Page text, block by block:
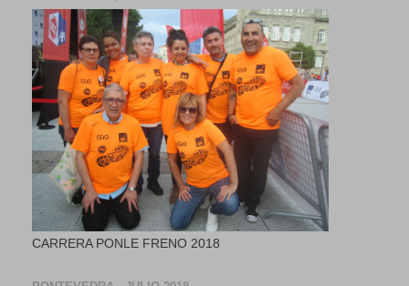
CARRERA PONLE FRENO 2018